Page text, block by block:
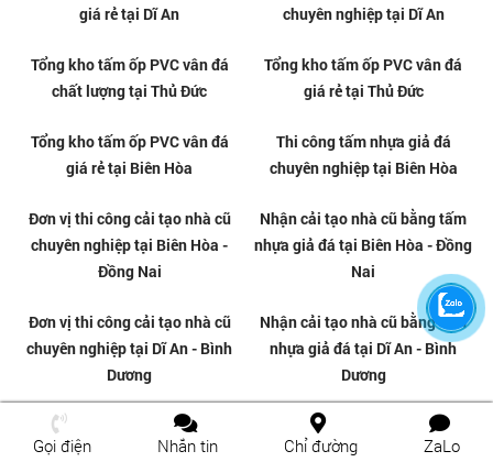
Tấm nhựa giả đá ốp tường giá rẻ
Tấm nhựa giả đá ốp tường giá rẻ
Thi công tấm nhựa ốp tường
PVC tại Phường Dĩ An - TPHCM
Thi công tấm nhựa ốp tường
PVC tại Phường Thủ Đức -
Gọi điện Nhắn tin Chỉ đường ZaLo